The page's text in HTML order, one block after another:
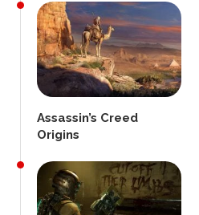
Assassin’s Creed
Origins